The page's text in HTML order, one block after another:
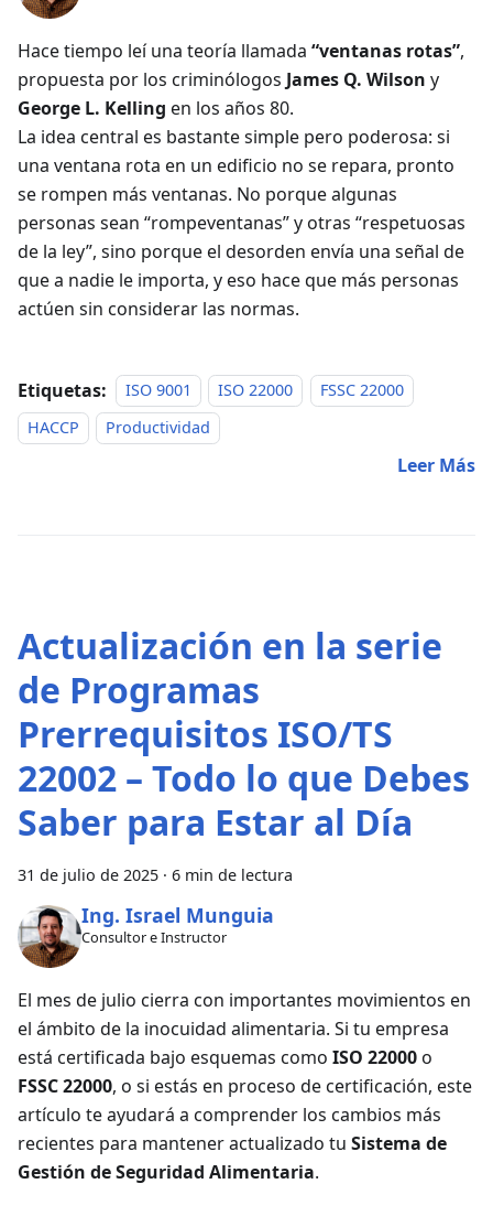
Hace tiempo leí una teoría llamada “ventanas rotas”,
propuesta por los criminólogos James Q. Wilson y
George L. Kelling en los años 80.
La idea central es bastante simple pero poderosa: si
una ventana rota en un edificio no se repara, pronto
se rompen más ventanas. No porque algunas
personas sean “rompeventanas” y otras “respetuosas
de la ley”, sino porque el desorden envía una señal de
que a nadie le importa, y eso hace que más personas
actúen sin considerar las normas.
Etiquetas: ISO 9001 ISO 22000
FSSC 22000
HACCP
Productividad
Leer Más
Actualización en la serie
de Programas
Prerrequisitos ISO/TS
22002 – Todo lo que Debes
Saber para Estar al Día
31 de julio de 2025 · 6 min de lectura
Ing. Israel Munguia
Consultor e Instructor
El mes de julio cierra con importantes movimientos en
el ámbito de la inocuidad alimentaria. Si tu empresa
está certificada bajo esquemas como ISO 22000o
FSSC 22000, o si estás en proceso de certificación, este
artículo te ayudará a comprender los cambios más
recientes para mantener actualizado tu Sistema de
Gestión de Seguridad Alimentaria.